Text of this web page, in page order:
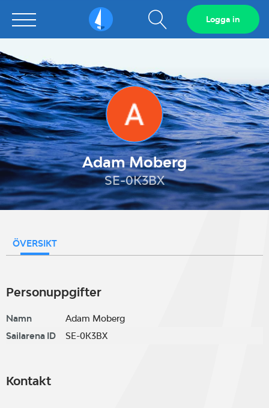
Sailarena Visa
sökfält
Logga in
Adam Moberg
SE-0K3BX
ÖVERSIKT
Personuppgifter
Namn
Adam Moberg
Sailarena ID
SE-0K3BX
Kontakt